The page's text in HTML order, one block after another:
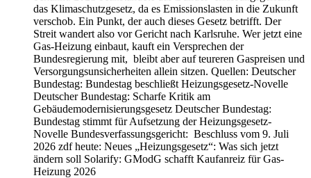
das Klimaschutzgesetz, da es Emissionslasten in die Zukunft
verschob. Ein Punkt, der auch dieses Gesetz betrifft. Der
Streit wandert also vor Gericht nach Karlsruhe. Wer jetzt eine
Gas-Heizung einbaut, kauft ein Versprechen der
Bundesregierung mit, bleibt aber auf teureren Gaspreisen und
Versorgungsunsicherheiten allein sitzen. Quellen: Deutscher
Bundestag: Bundestag beschließt Heizungsgesetz-Novelle
Deutscher Bundestag: Scharfe Kritik am
Gebäudemodernisierungsgesetz Deutscher Bundestag:
Bundestag stimmt für Aufsetzung der Heizungsgesetz-
Novelle Bundesverfassungsgericht: Beschluss vom 9. Juli
2026 zdf heute: Neues „Heizungsgesetz“: Was sich jetzt
ändern soll Solarify: GModG schafft Kaufanreiz für Gas-
Heizung 2026